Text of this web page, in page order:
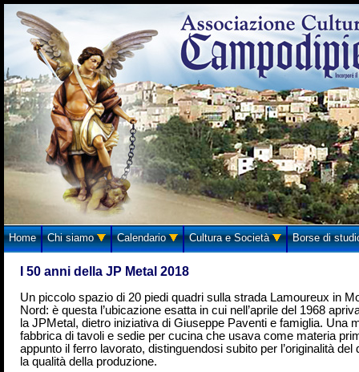
Home Chi siamo Calendario Cultura e Società Borse di
I 50 anni della JP Metal 2018
Un piccolo spazio di 20 piedi quadri sulla strada Lamoureux in
Nord: è questa l’ubicazione esatta in cui nell’aprile del 1968
la JPMetal, dietro iniziativa di Giuseppe Paventi e famiglia. Una
fabbrica di tavoli e sedie per cucina che usava come materia
appunto il ferro lavorato, distinguendosi subito per l’originalità del
la qualità della produzione.